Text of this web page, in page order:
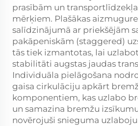
prasībām un
mērķiem. Plašākas
salīdzinājumā ar priekšējām
pakāpeniskām (staggered)
tās tiek izmantotas, lai
stabilitāti augstas jaudas
Individuāla pielāgošana
gaisa cirkulāciju apkārt
komponentiem, kas uzlabo
un samazina bremžu
novērojuši snieguma